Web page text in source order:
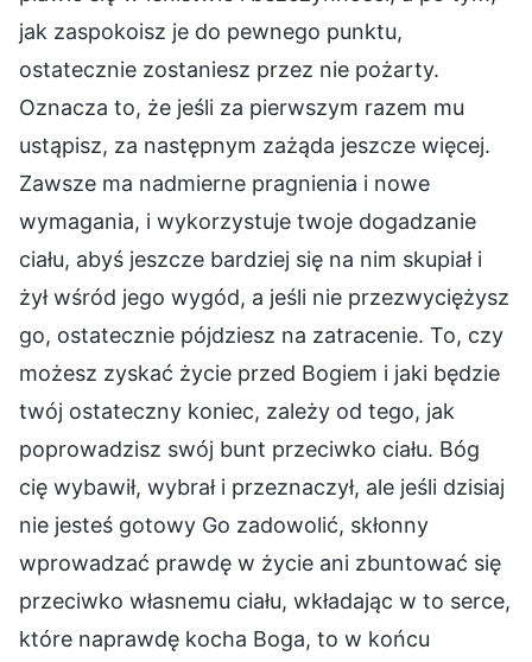
jak zaspokoisz je do pewnego punktu,
ostatecznie zostaniesz przez nie pożarty.
Oznacza to, że jeśli za pierwszym razem mu
ustąpisz, za następnym zażąda jeszcze więcej.
Zawsze ma nadmierne pragnienia i nowe
wymagania, i wykorzystuje twoje dogadzanie
ciału, abyś jeszcze bardziej się na nim skupiał i
żył wśród jego wygód, a jeśli nie przezwyciężysz
go, ostatecznie pójdziesz na zatracenie. To, czy
możesz zyskać życie przed Bogiem i jaki będzie
twój ostateczny koniec, zależy od tego, jak
poprowadzisz swój bunt przeciwko ciału. Bóg
cię wybawił, wybrał i przeznaczył, ale jeśli dzisiaj
nie jesteś gotowy Go zadowolić, skłonny
wprowadzać prawdę w życie ani zbuntować się
przeciwko własnemu ciału, wkładając w to serce,
które naprawdę kocha Boga, to w końcu